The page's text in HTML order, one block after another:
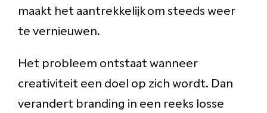
maakt het aantrekkelijk om steeds weer
te vernieuwen.
Het probleem ontstaat wanneer
creativiteit een doel op zich wordt. Dan
verandert branding in een reeks losse